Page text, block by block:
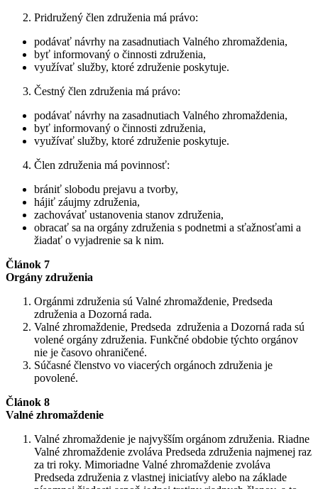
Pridružený člen združenia má právo:
podávať návrhy na zasadnutiach Valného zhromaždenia,
byť informovaný o činnosti združenia,
využívať služby, ktoré združenie poskytuje.
Čestný člen združenia má právo:
podávať návrhy na zasadnutiach Valného zhromaždenia,
byť informovaný o činnosti združenia,
využívať služby, ktoré združenie poskytuje.
Člen združenia má povinnosť:
brániť slobodu prejavu a tvorby,
hájiť záujmy združenia,
zachovávať ustanovenia stanov združenia,
obracať sa na orgány združenia s podnetmi a sťažnosťami a
žiadať o vyjadrenie sa k nim.
Článok 7
Orgány združenia
Orgánmi združenia sú Valné zhromaždenie, Predseda
združenia a Dozorná rada.
Valné zhromaždenie, Predseda združenia a Dozorná rada sú
volené orgány združenia. Funkčné obdobie týchto orgánov
nie je časovo ohraničené.
Súčasné členstvo vo viacerých orgánoch združenia je
povolené.
Článok 8
Valné zhromaždenie
Valné zhromaždenie je najvyšším orgánom združenia. Riadne
Valné zhromaždenie zvoláva Predseda združenia najmenej raz
za tri roky. Mimoriadne Valné zhromaždenie zvoláva
Predseda združenia z vlastnej iniciatívy alebo na základe